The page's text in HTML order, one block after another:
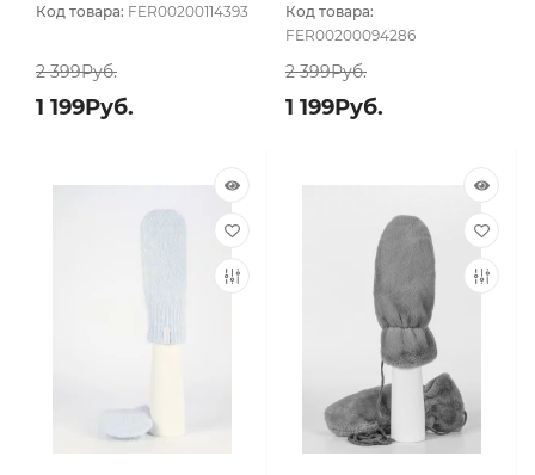
Код товара: FER00200114393
2 399Руб.
1 199Руб.
Код товара:
FER00200094286
2 399Руб.
1 199Руб.